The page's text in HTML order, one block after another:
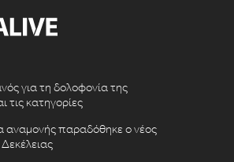
για τη δολοφονία της
τις κατηγορίες
αναμονής παραδόθηκε ο νέος